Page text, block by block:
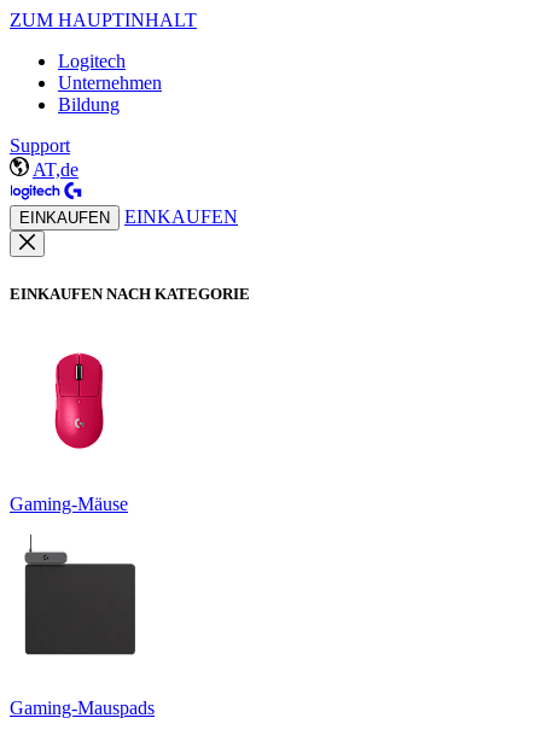
ZUM HAUPTINHALT
Logitech
Unternehmen
Bildung
Support
AT,de
EINKAUFEN EINKAUFEN
EINKAUFEN NACH KATEGORIE
Gaming-Mäuse
Gaming-Mauspads